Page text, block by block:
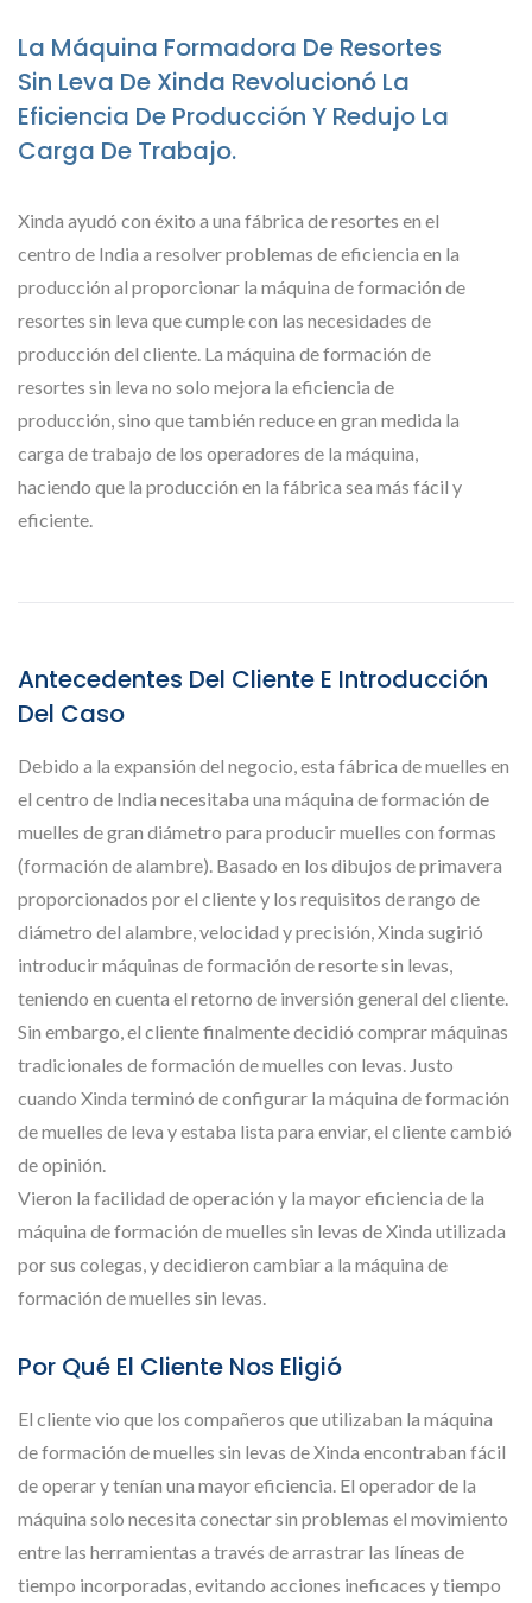
La Máquina Formadora De Resortes
Sin Leva De Xinda Revolucionó La
Eficiencia De Producción Y Redujo La
Carga De Trabajo.
Xinda ayudó con éxito a una fábrica de resortes en el
centro de India a resolver problemas de eficiencia en la
producción al proporcionar la máquina de formación de
resortes sin leva que cumple con las necesidades de
producción del cliente. La máquina de formación de
resortes sin leva no solo mejora la eficiencia de
producción, sino que también reduce en gran medida la
carga de trabajo de los operadores de la máquina,
haciendo que la producción en la fábrica sea más fácil y
eficiente.
Antecedentes Del Cliente E Introducción
Del Caso
Debido a la expansión del negocio, esta fábrica de muelles en
el centro de India necesitaba una máquina de formación de
muelles de gran diámetro para producir muelles con formas
(formación de alambre). Basado en los dibujos de primavera
proporcionados por el cliente y los requisitos de rango de
diámetro del alambre, velocidad y precisión, Xinda sugirió
introducir máquinas de formación de resorte sin levas,
teniendo en cuenta el retorno de inversión general del cliente.
Sin embargo, el cliente finalmente decidió comprar máquinas
tradicionales de formación de muelles con levas. Justo
cuando Xinda terminó de configurar la máquina de formación
de muelles de leva y estaba lista para enviar, el cliente cambió
de opinión.
Vieron la facilidad de operación y la mayor eficiencia de la
máquina de formación de muelles sin levas de Xinda utilizada
por sus colegas, y decidieron cambiar a la máquina de
formación de muelles sin levas.
Por Qué El Cliente Nos Eligió
El cliente vio que los compañeros que utilizaban la máquina
de formación de muelles sin levas de Xinda encontraban fácil
de operar y tenían una mayor eficiencia. El operador de la
máquina solo necesita conectar sin problemas el movimiento
entre las herramientas a través de arrastrar las líneas de
tiempo incorporadas, evitando acciones ineficaces y tiempo